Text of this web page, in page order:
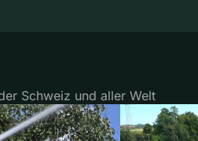
Schweiz und aller Welt